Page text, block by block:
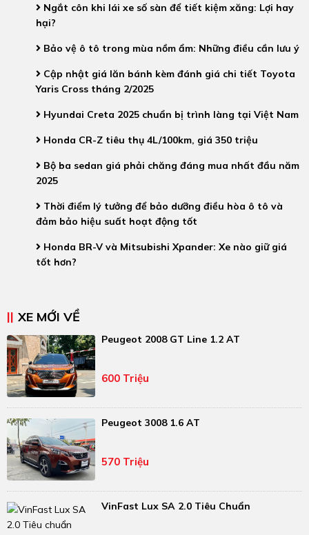
Ngắt côn khi lái xe số sàn để tiết kiệm xăng: Lợi hay
hại?
Bảo vệ ô tô trong mùa nồm ẩm: Những điều cần lưu ý
Cập nhật giá lăn bánh kèm đánh giá chi tiết Toyota
Yaris Cross tháng 2/2025
Hyundai Creta 2025 chuẩn bị trình làng tại Việt Nam
Honda CR-Z tiêu thụ 4L/100km, giá 350 triệu
Bộ ba sedan giá phải chăng đáng mua nhất đầu năm
2025
Thời điểm lý tưởng để bảo dưỡng điều hòa ô tô và
đảm bảo hiệu suất hoạt động tốt
Honda BR-V và Mitsubishi Xpander: Xe nào giữ giá
tốt hơn?
XE MỚI VỀ
Peugeot 2008 GT Line 1.2 AT
600 Triệu
Peugeot 3008 1.6 AT
570 Triệu
VinFast Lux SA 2.0 Tiêu Chuẩn